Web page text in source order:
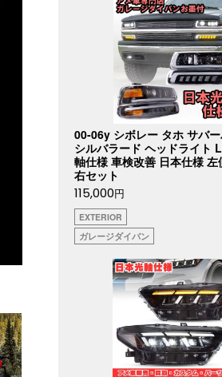
00-06y シボレー タホ サバ
シルバラード ヘッドライト
軸仕様 車検改善 日本仕様 左
右セット
115,000円
EXTERIOR
ガレージダイバン